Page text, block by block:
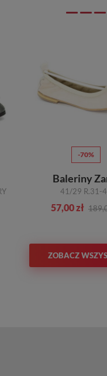
-70%
Baleriny
41/29 R.31-
57,00 zł
ZOBACZ